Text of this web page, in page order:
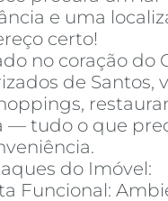
e uma
certo!
no coração do
de Santos,
— tudo o que
do Imóvel:
Funcional: